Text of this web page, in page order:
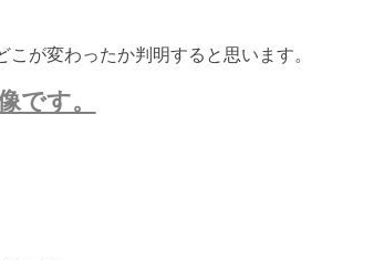
が変わったか判明すると思います。
です。